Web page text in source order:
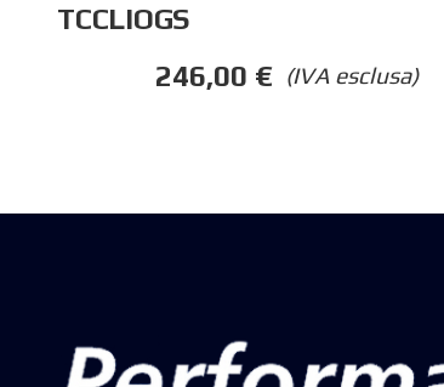
TCCLIOGS
(IVA esclusa)
246,00 €